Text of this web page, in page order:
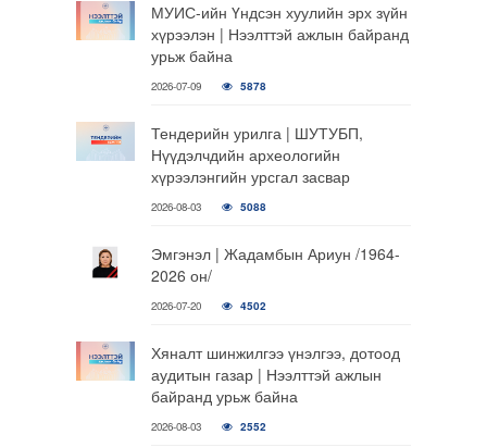
МУИС-ийн Үндсэн хуулийн эрх зүйн
хүрээлэн | Нээлттэй ажлын байранд
урьж байна
2026-07-09 5878
Тендерийн урилга | ШУТУБП,
Нүүдэлчдийн археологийн
хүрээлэнгийн урсгал засвар
2026-08-03 5088
Эмгэнэл | Жадамбын Ариун /1964-
2026 он/
2026-07-20 4502
Хяналт шинжилгээ үнэлгээ, дотоод
аудитын газар | Нээлттэй ажлын
байранд урьж байна
2026-08-03 2552